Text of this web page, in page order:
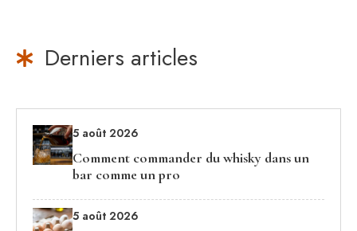
Derniers articles
5 août 2026
Comment commander du whisky dans un
bar comme un pro
5 août 2026